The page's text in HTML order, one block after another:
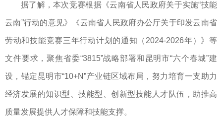
据了解，本次竞赛根据《云南省人民政府关于实施“技能
云南”行动的意见》《云南省人民政府办公厅关于印发云南省
劳动和技能竞赛三年行动计划的通知（2024-2026年）》等
文件要求，聚焦省委“3815”战略部署和昆明市“六个春城”建
设，锚定昆明市“10+N”产业链区域布局，努力培育一支助力
经济发展的知识型、技能型、创新型技能人才队伍，助推高
质量发展提供人才保障和技能支撑。